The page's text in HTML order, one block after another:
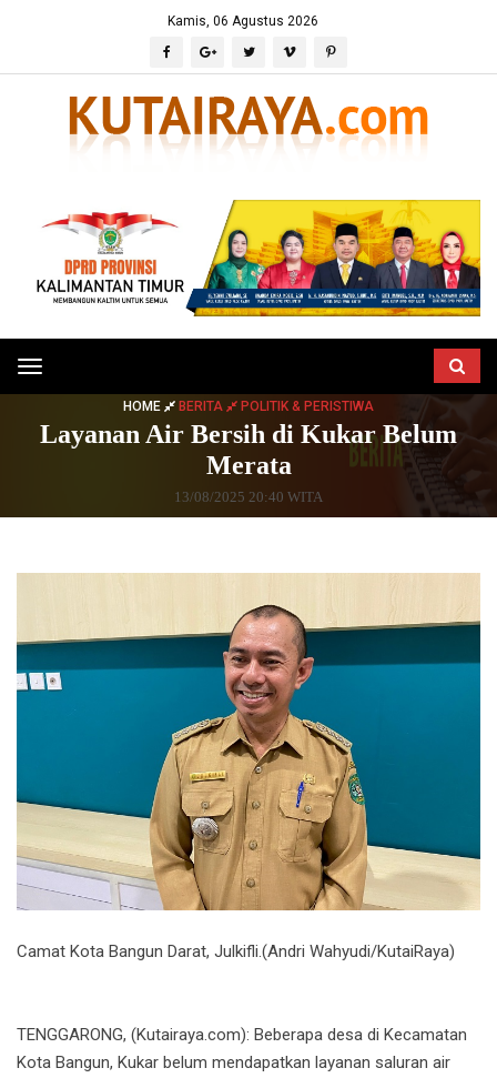
Kamis, 06 Agustus 2026
Toggle
navigation
HOME BERITA POLITIK & PERISTIWA
Layanan Air Bersih di Kukar Belum
Merata
13/08/2025 20:40 WITA
Camat Kota Bangun Darat, Julkifli.(Andri Wahyudi/KutaiRaya)
TENGGARONG, (Kutairaya.com): Beberapa desa di Kecamatan
Kota Bangun, Kukar belum mendapatkan layanan saluran air